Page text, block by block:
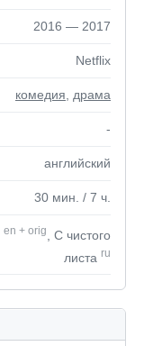
2016 — 2017
Netflix
комедия драма
-
английский
30 мин. / 7 ч.
en + orig
, С чистого
листа ru